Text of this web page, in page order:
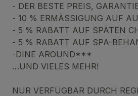
- DER BESTE PREIS,
- 10 % ERMÄSSIGUNG AUF
- 5 % RABATT AUF SPÄTEN
- 5 % RABATT AUF SPA-
-DINE AROUND***
…UND VIELES MEHR!
NUR VERFÜGBAR DURCH